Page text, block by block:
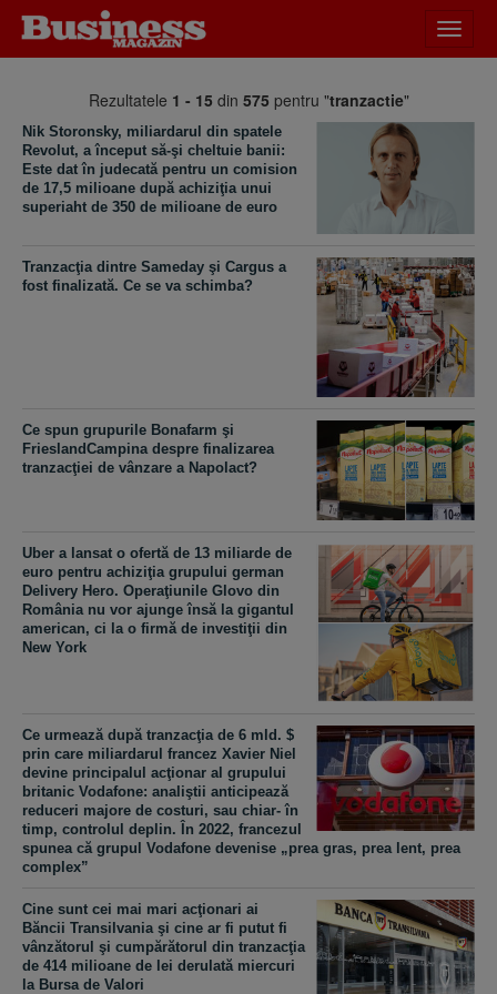
meniu
Rezultatele 1 - 15 din 575 pentru "tranzactie"
Nik Storonsky, miliardarul din spatele
Revolut, a început să-şi cheltuie banii:
Este dat în judecată pentru un comision
de 17,5 milioane după achiziţia unui
superiaht de 350 de milioane de euro
​Tranzacţia dintre Sameday şi Cargus a
fost finalizată. Ce se va schimba?
Ce spun grupurile Bonafarm şi
FrieslandCampina despre finalizarea
tranzacţiei de vânzare a Napolact?
Uber a lansat o ofertă de 13 miliarde de
euro pentru achiziţia grupului german
Delivery Hero. Operaţiunile Glovo din
România nu vor ajunge însă la gigantul
american, ci la o firmă de investiţii din
New York
Ce urmează după tranzacţia de 6 mld. $
prin care miliardarul francez Xavier Niel
devine principalul acţionar al grupului
britanic Vodafone: analiştii anticipează
reduceri majore de costuri, sau chiar- în
timp, controlul deplin. În 2022, francezul
spunea că grupul Vodafone devenise „prea gras, prea lent, prea
complex”
Cine sunt cei mai mari acţionari ai
Băncii Transilvania şi cine ar fi putut fi
vânzătorul şi cumpărătorul din tranzacţia
de 414 milioane de lei derulată miercuri
la Bursa de Valori